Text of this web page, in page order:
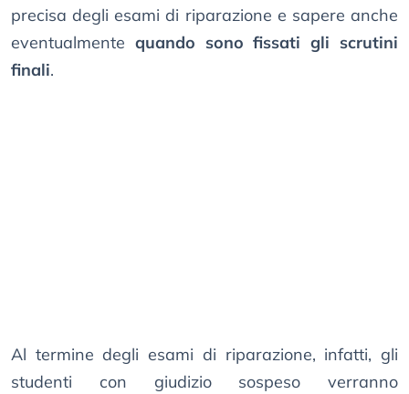
precisa degli esami di riparazione e sapere anche
eventualmente quando sono fissati gli scrutini
finali.
Al termine degli esami di riparazione, infatti, gli
studenti con giudizio sospeso verranno